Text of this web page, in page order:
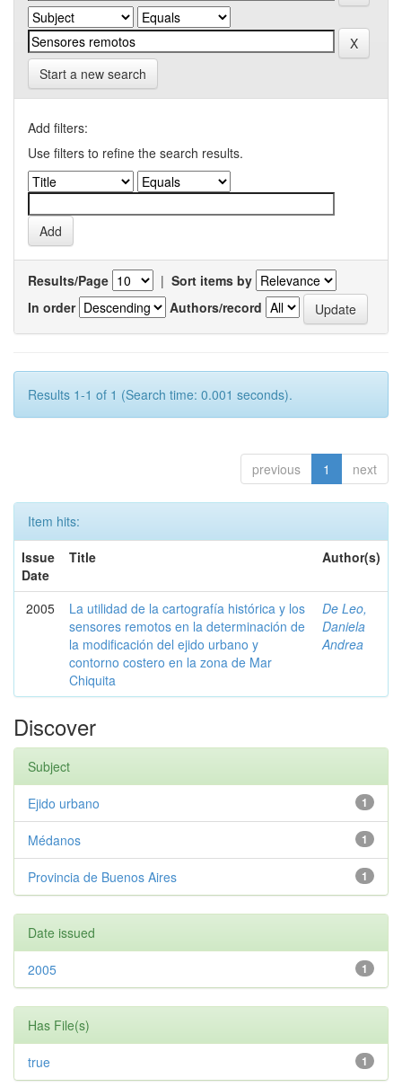
Start a new search
Add filters:
Use filters to refine the search results.
Results/Page | Sort items by
In order
Authors/record
Results 1-1 of 1 (Search time: 0.001 seconds).
previous 1 next
Item hits:
Issue
Date
Title Author(s)
2005
La utilidad de la cartografía histórica y los
sensores remotos en la determinación de
la modificación del ejido urbano y
contorno costero en la zona de Mar
Chiquita
De Leo,
Daniela
Andrea
Discover
Subject
1
Ejido urbano
1
Médanos
1
Provincia de Buenos Aires
Date issued
1
2005
Has File(s)
1
true